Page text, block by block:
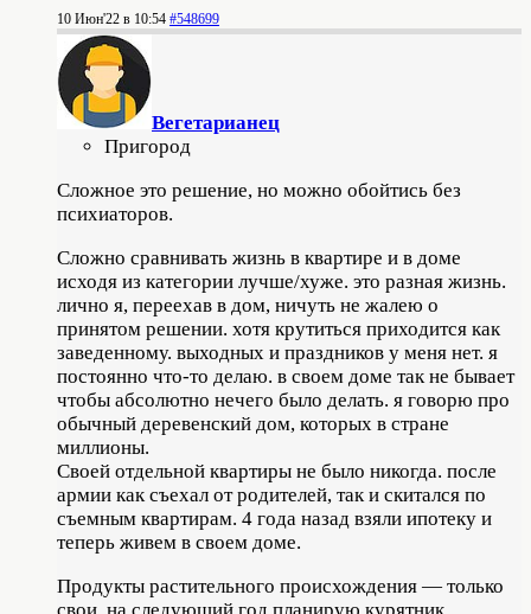
10 Июн'22 в 10:54 #548699
Вегетарианец
Пригород
Сложное это решение, но можно обойтись без
психиаторов.
Сложно сравнивать жизнь в квартире и в доме
исходя из категории лучше/хуже. это разная жизнь.
лично я, переехав в дом, ничуть не жалею о
принятом решении. хотя крутиться приходится как
заведенному. выходных и праздников у меня нет. я
постоянно что-то делаю. в своем доме так не бывает
чтобы абсолютно нечего было делать. я говорю про
обычный деревенский дом, которых в стране
миллионы.
Своей отдельной квартиры не было никогда. после
армии как съехал от родителей, так и скитался по
съемным квартирам. 4 года назад взяли ипотеку и
теперь живем в своем доме.
Продукты растительного происхождения — только
свои. на следующий год планирую курятник.